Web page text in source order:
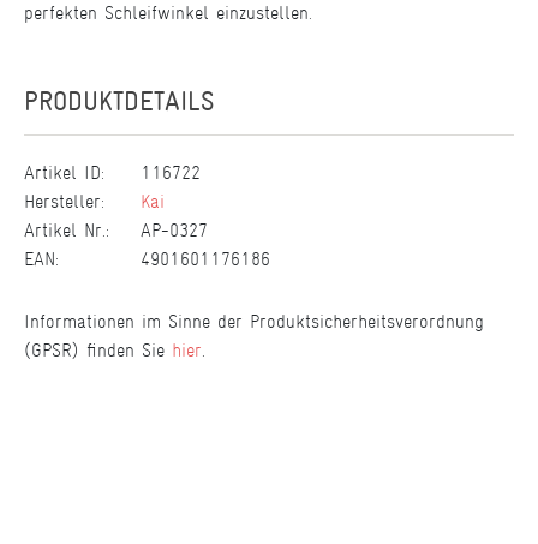
perfekten Schleifwinkel einzustellen.
PRODUKTDETAILS
Artikel ID:
116722
Hersteller:
Kai
Artikel Nr.:
AP-0327
EAN:
4901601176186
Informationen im Sinne der Produktsicherheitsverordnung
(GPSR) finden Sie hier.